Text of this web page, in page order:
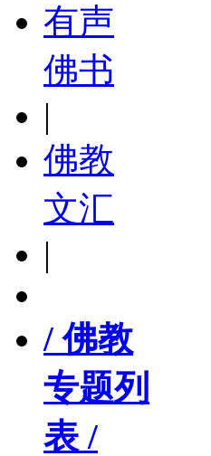
有声
佛书
|
佛教
文汇
|
/ 佛教
专题列
表 /